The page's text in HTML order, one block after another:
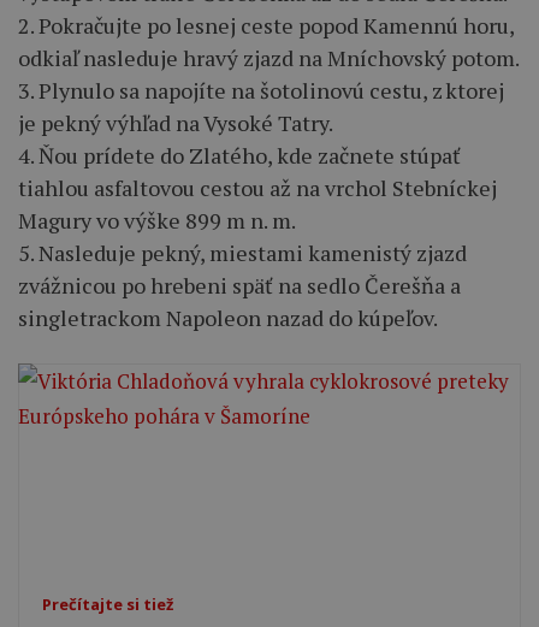
2. Pokračujte po lesnej ceste popod Kamennú horu,
odkiaľ nasleduje hravý zjazd na Mníchovský potom.
3. Plynulo sa napojíte na šotolinovú cestu, z ktorej
je pekný výhľad na Vysoké Tatry.
4. Ňou prídete do Zlatého, kde začnete stúpať
tiahlou asfaltovou cestou až na vrchol Stebníckej
Magury vo výške 899 m n. m.
5. Nasleduje pekný, miestami kamenistý zjazd
zvážnicou po hrebeni späť na sedlo Čerešňa a
singletrackom Napoleon nazad do kúpeľov.
Prečítajte si tiež